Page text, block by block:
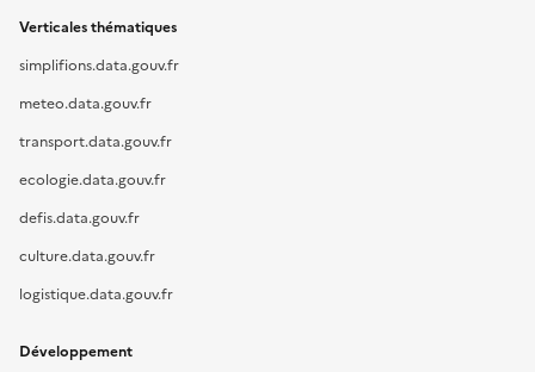
Verticales thématiques
simplifions.data.gouv.fr
meteo.data.gouv.fr
transport.data.gouv.fr
ecologie.data.gouv.fr
defis.data.gouv.fr
culture.data.gouv.fr
logistique.data.gouv.fr
Développement